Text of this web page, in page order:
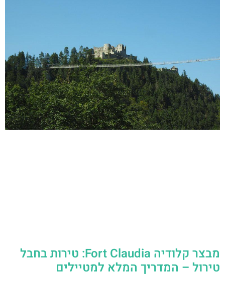
מבצר קלודיה Fort Claudia: טירות בחבל
טירול – המדריך המלא למטיילים